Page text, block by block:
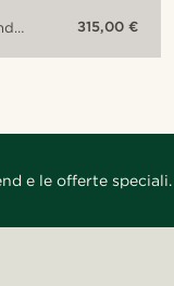
315,00 €
e le offerte speciali.